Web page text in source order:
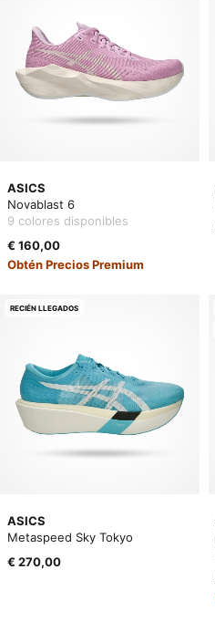
ASICS
Novablast 6
9 colores disponibles
€ 160,00
Obtén Precios Premium
ASICS
Metaspeed Sky Tokyo
€ 270,00
RECIÉN LLEGADOS